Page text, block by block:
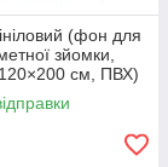
(фон для
зйомки,
см, ПВХ)